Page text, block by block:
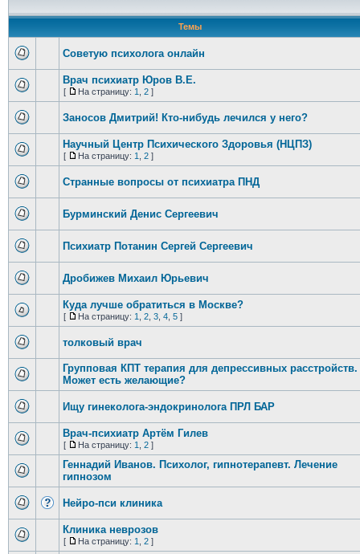
Темы
Советую психолога онлайн
Врач психиатр Юров В.Е.
[ На страницу: 1 2]
Заносов Дмитрий! Кто-нибудь лечился у него?
Научный Центр Психического Здоровья (НЦПЗ)
[ На страницу: 1 2]
Странные вопросы от психиатра ПНД
Бурминский Денис Сергеевич
Психиатр Потанин Сергей Сергеевич
Дробижев Михаил Юрьевич
Куда лучше обратиться в Москве?
[ На страницу: 1 2, 3, 4, 5]
толковый врач
Групповая КПТ терапия для депрессивных расстройств.
Может есть желающие?
Ищу гинеколога-эндокринолога ПРЛ БАР
Врач-психиатр Артём Гилев
[ На страницу: 1 2]
Геннадий Иванов. Психолог, гипнотерапевт. Лечение
гипнозом
Нейро-пси клиника
Клиника неврозов
[ На страницу: 1 2]